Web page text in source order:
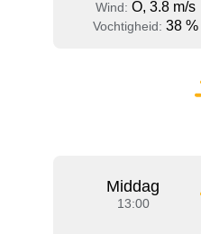
Wind: O, 3.8 m/s
Vochtigheid: 38 %
Middag
13:00